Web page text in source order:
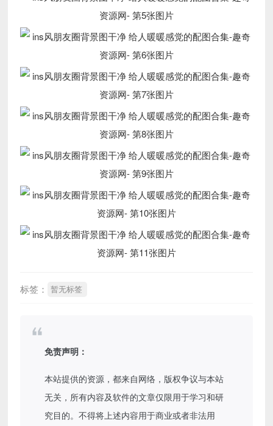
标签： 暂无标签
免责声明：
本站提供的资源，都来自网络，版权争议与本站
无关，所有内容及软件的文章仅限用于学习和研
究目的。不得将上述内容用于商业或者非法用